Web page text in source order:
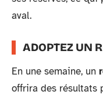
aval.
ADOPTEZ UN
En une semaine, un
offrira des résultats